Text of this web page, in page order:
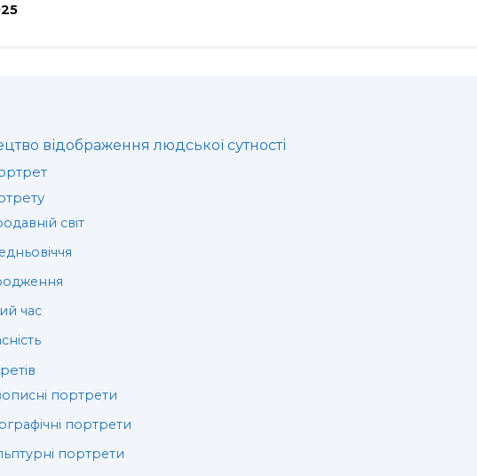
відображення людської сутності
світ
час
портрети
портрети
портрети